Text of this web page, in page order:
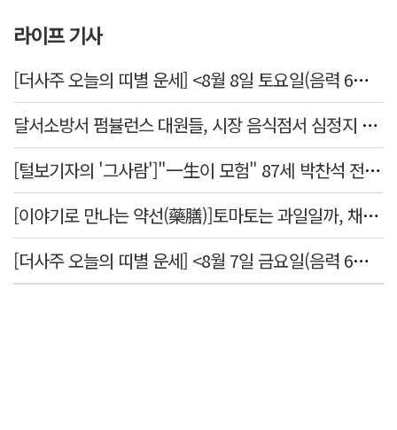
라이프 기사
[더사주 오늘의 띠별 운세] <8월 8일 토요일(음력 6월26일)>
달서소방서 펌뷸런스 대원들, 시장 음식점서 심정지 환자 생명 살려
[털보기자의 '그사람']"一生이 모험" 87세 박찬석 전 경북대 총장
[이야기로 만나는 약선(藥膳)]토마토는 과일일까, 채소일까
[더사주 오늘의 띠별 운세] <8월 7일 금요일(음력 6월25일)>